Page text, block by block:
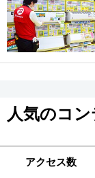
人気のコ
アクセス数